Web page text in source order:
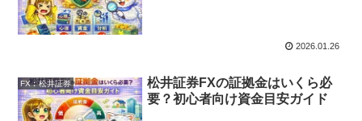
2026.01.26
FX︰松井証券
松井証券FXの証拠金はいくら必
要？初心者向け資金目安ガイド